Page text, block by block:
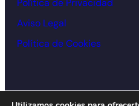
Política de Privacidad
Aviso Legal
Política de Cookies